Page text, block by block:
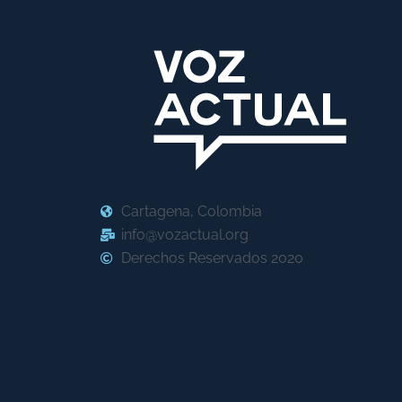
Cartagena, Colombia
info@vozactual.org
Derechos Reservados 2020